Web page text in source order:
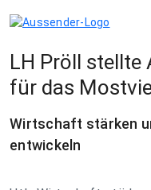
LH Pröll
für das
Wirtschaft stärken
entwickeln